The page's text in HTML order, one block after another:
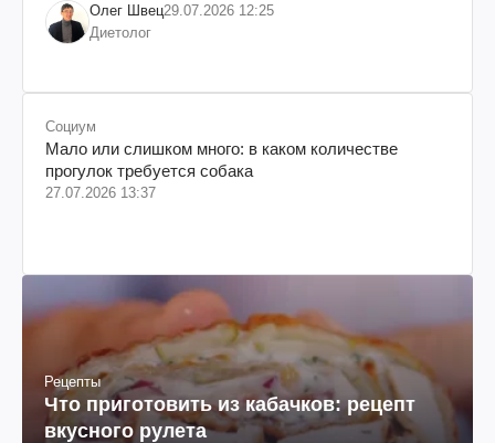
Олег Швец29.07.2026 12:25
Диетолог
Социум
Мало или слишком много: в каком количестве
прогулок требуется собака
27.07.2026 13:37
Рецепты
Что приготовить из кабачков: рецепт
вкусного рулета